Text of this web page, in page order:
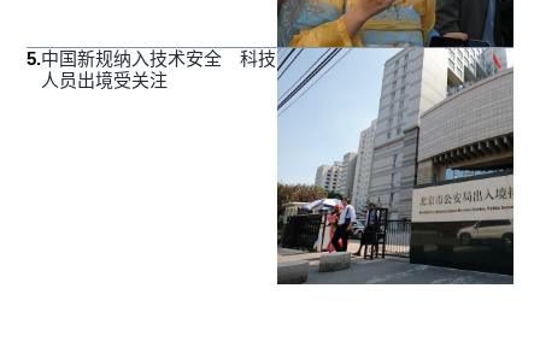
5.中国新规纳入技术安全 科技
人员出境受关注